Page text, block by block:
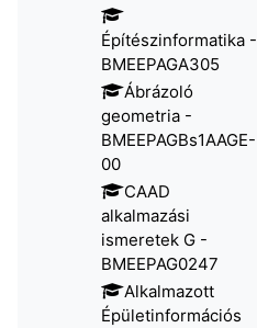
Építészinformatika -
BMEEPAGA305
Ábrázoló
geometria -
BMEEPAGBs1AAGE-
00​
CAAD
alkalmazási
ismeretek G -
BMEEPAG0247
Alkalmazott
Épületinformációs